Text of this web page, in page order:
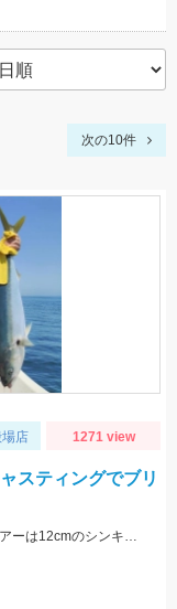
次の10件
店 1271 view
スティングでブリ
ナブラ発生で爆釣の1日とのことでした。ヒットルアーは12cmのシンキングペンシル。 90㎝クラスの大型ブリ。おめでとうございます！